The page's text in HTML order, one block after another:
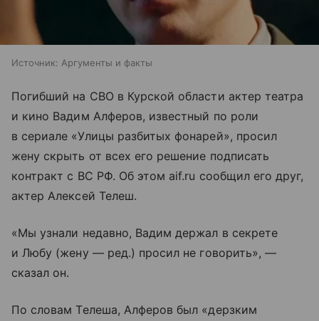
Источник: Аргументы и факты
Погибший на СВО в Курской области актер театра
и кино Вадим Алферов, известный по роли
в сериале «Улицы разбитых фонарей», просил
жену скрыть от всех его решение подписать
контракт с ВС РФ. Об этом aif.ru сообщил его друг,
актер Алексей Телеш.
«Мы узнали недавно, Вадим держал в секрете
и Любу (жену — ред.) просил не говорить», —
сказал он.
По словам Телеша, Алферов был «дерзким